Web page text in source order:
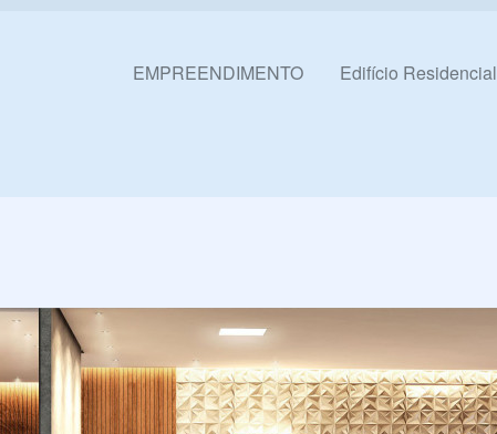
Pular para o conteúdo
EMPREENDIMENTO Edifício Residencial